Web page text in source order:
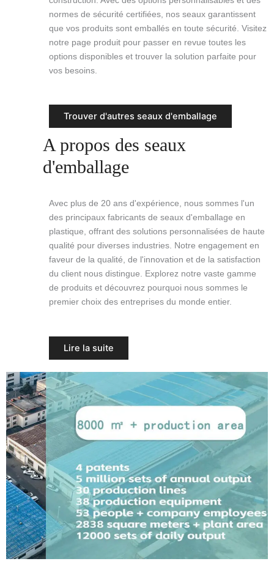
normes de sécurité certifiées, nos seaux garantissent
que vos produits sont emballés en toute sécurité. Visitez
notre page produit pour passer en revue toutes les
options disponibles et trouver la solution parfaite pour
vos besoins.
Trouver d'autres seaux d'emballage
A propos des seaux
d'emballage
Avec plus de 20 ans d'expérience, nous sommes l'un
des principaux fabricants de seaux d'emballage en
plastique, offrant des solutions personnalisées de haute
qualité pour diverses industries. Notre engagement en
faveur de la qualité, de l'innovation et de la satisfaction
du client nous distingue. Explorez notre vaste gamme
de produits et découvrez pourquoi nous sommes le
premier choix des entreprises du monde entier.
Lire la suite